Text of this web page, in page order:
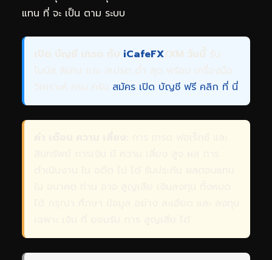
แทน ที่ จะ เป็น ตาม ระบบ
เปิด บัญชี เทรด กับ iCafeFX/XM วันนี้ รับ
โบนัส พิเศษ และ สเปรด ต่ำ สุด พร้อม เครื่องมือ
วิเคราะห์ ครบ ครัน สมัคร เปิด บัญชี ฟรี คลิก ที่ นี่